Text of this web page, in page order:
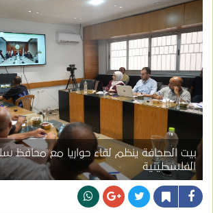
بيت الصحافة ينظم لقاء حواريا مع محافظ
الفلسطينية